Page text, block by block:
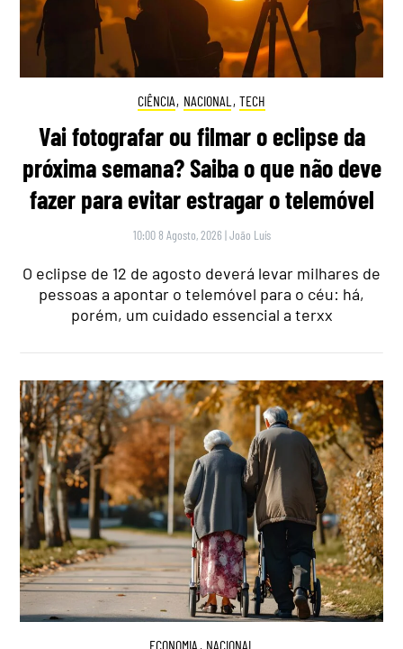
CIÊNCIA, NACIONAL , TECH
Vai fotografar ou filmar o eclipse da
próxima semana? Saiba o que não deve
fazer para evitar estragar o telemóvel
10:00 8 Agosto, 2026 |João Luís
O eclipse de 12 de agosto deverá levar milhares de
pessoas a apontar o telemóvel para o céu: há,
porém, um cuidado essencial a terxx
ECONOMIA , NACIONAL